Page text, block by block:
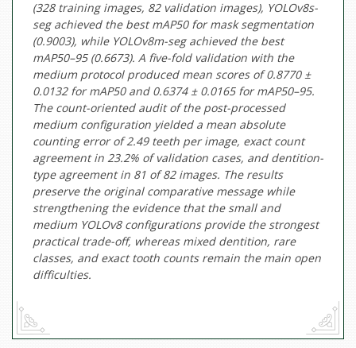
(328 training images, 82 validation images), YOLOv8s-
seg achieved the best mAP50 for mask segmentation
(0.9003), while YOLOv8m-seg achieved the best
mAP50–95 (0.6673). A five-fold validation with the
medium protocol produced mean scores of 0.8770 ±
0.0132 for mAP50 and 0.6374 ± 0.0165 for mAP50–95.
The count-oriented audit of the post-processed
medium configuration yielded a mean absolute
counting error of 2.49 teeth per image, exact count
agreement in 23.2% of validation cases, and dentition-
type agreement in 81 of 82 images. The results
preserve the original comparative message while
strengthening the evidence that the small and
medium YOLOv8 configurations provide the strongest
practical trade-off, whereas mixed dentition, rare
classes, and exact tooth counts remain the main open
difficulties.